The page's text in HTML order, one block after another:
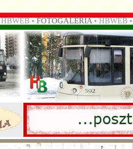
HBWEB •FOTOGALÉRIA• HBWEB